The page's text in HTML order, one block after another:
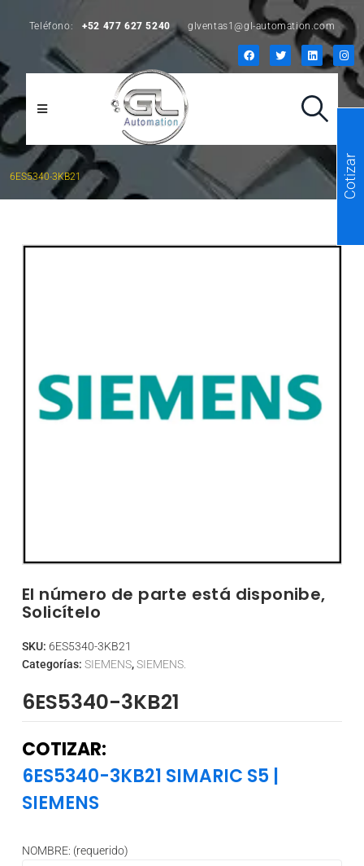
Teléfono: +52 477 627 5240 glventas1@gl-automation.com
6ES5340-3KB21
El número de parte está disponibe,
Solicítelo
SKU: 6ES5340-3KB21
Categorías: SIEMENS,SIEMENS.
6ES5340-3KB21
COTIZAR:
6ES5340-3KB21 SIMARIC S5 |
SIEMENS
NOMBRE: (requerido)
Cotizar